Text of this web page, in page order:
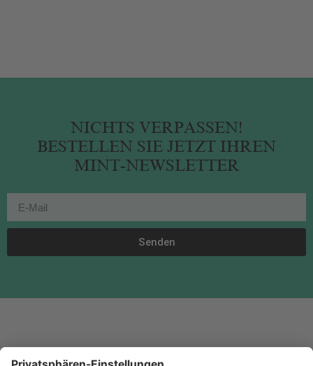
NICHTS VERPASSEN!
BESTELLEN SIE JETZT IHREN
MINT-NEWSLETTER
Senden